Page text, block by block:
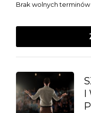
Brak wolnych terminów
I